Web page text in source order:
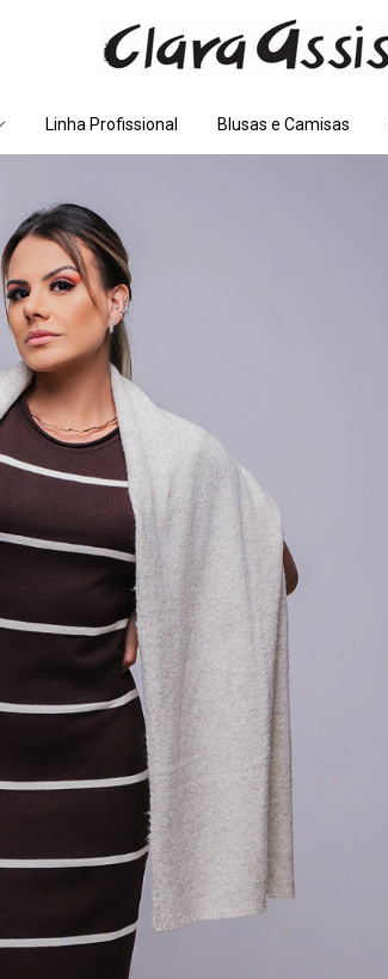
Linha Profissional Blusas e Camisas